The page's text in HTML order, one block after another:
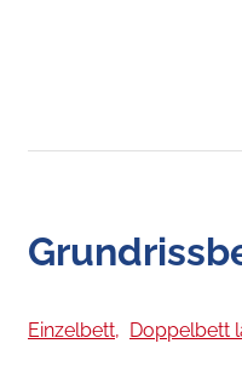
Einzelbett, Doppelbett